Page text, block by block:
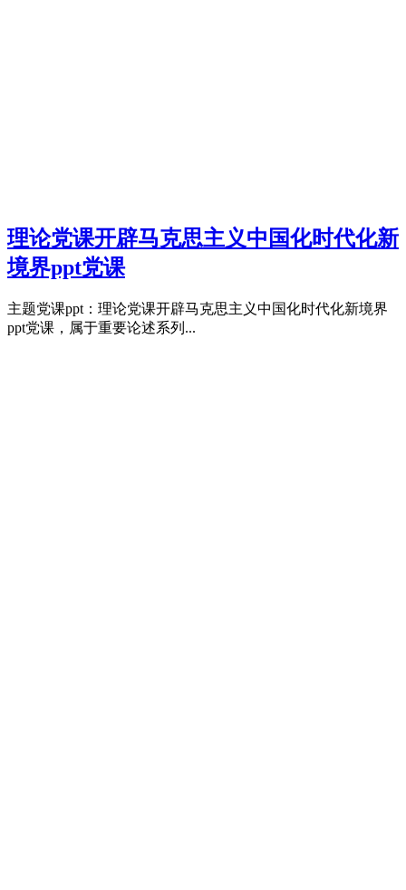
理论党课开辟马克思主义中国化时代化新
境界ppt党课
主题党课ppt：理论党课开辟马克思主义中国化时代化新境界
ppt党课，属于重要论述系列...